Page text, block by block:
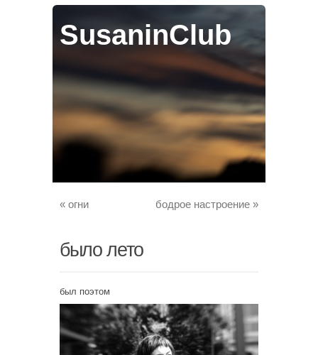
SusaninClub
« огни бодрое настроение »
было лето
был поэтом